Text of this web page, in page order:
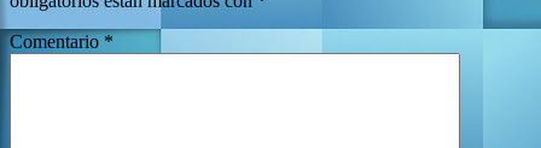
Comentario *